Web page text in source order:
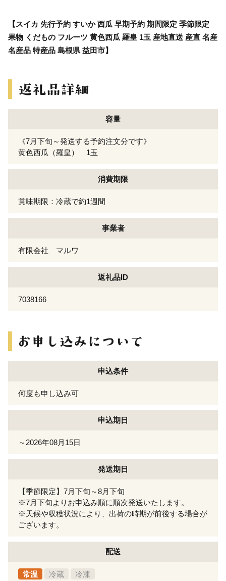
【スイカ 先行予約 すいか 西瓜 早期予約 期間限定 季節限定
果物 くだもの フルーツ 黄色西瓜 羅皇 1玉 産地直送 産直 名産
名産品 特産品 島根県 益田市】
容量
《7月下旬～発送する予約注文分です》
黄色西瓜（羅皇） 1玉
消費期限
賞味期限：冷蔵で約1週間
事業者
有限会社 マルワ
返礼品ID
7038166
申込条件
何度も申し込み可
申込期日
～2026年08月15日
発送期日
【季節限定】7月下旬～8月下旬
※7月下旬よりお申込み順に順次発送いたします。
※天候や収穫状況により、出荷の時期が前後する場合が
ございます。
配送
常温 冷蔵 冷凍